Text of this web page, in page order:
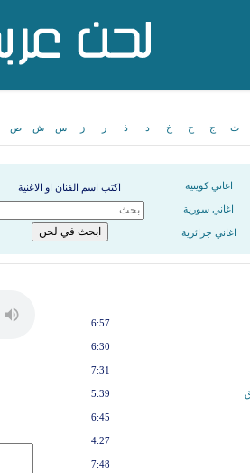
ث ج ح خ د ذ ر ز س ش ص
اغاني كويتية اكتب اسم الفنان او الاغنية
اغاني سورية
اغاني جزائرية
6:57
6:30
7:31
5:39
6:45
4:27
7:48